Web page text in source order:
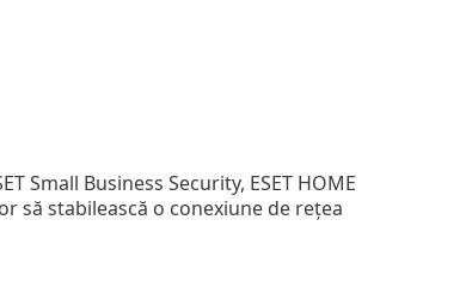
Small Business Security, ESET HOME
să stabilească o conexiune de rețea